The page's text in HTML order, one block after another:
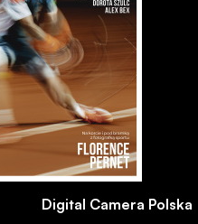
Digital Camera Polska